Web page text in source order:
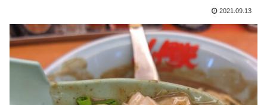
2021.09.13